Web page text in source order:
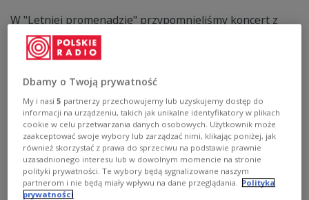
W "Letniej promenadzie" przypomnieliśmy koncert z
2004 r., podczas którego znakomity pianista – z
towarzyszeniem Polskiej Orkiestry Radiowej pod
dyrekcją Wojciecha Rajskiego – wykonał dzieła Liszta i
Zobacz więcej na temat:
Dbamy o Twoją prywatność
My i nasi5 partnerzy przechowujemy lub uzyskujemy dostęp do
informacji na urządzeniu, takich jak unikalne identyfikatory w plikach
cookie w celu przetwarzania danych osobowych. Użytkownik może
zaakceptować swoje wybory lub zarządzać nimi, klikając poniżej, jak
również skorzystać z prawa do sprzeciwu na podstawie prawnie
uzasadnionego interesu lub w dowolnym momencie na stronie
polityki prywatności. Te wybory będą sygnalizowane naszym
partnerom i nie będą miały wpływu na dane przeglądania.
Polityka
prywatności